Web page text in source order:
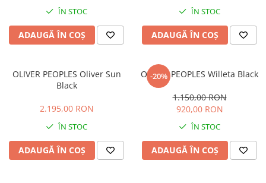
KUBORAUM
LA LOOP
LINDA FARROW
MASSADA
MATSUDA
MAUI JIM
ÎN STOC
ADAUGĂ ÎN COȘ
ÎN STOC
ADAUGĂ ÎN COȘ
OLIVER PEOPLES Oliver Sun
Black
2.195,00 RON
ÎN STOC
ADAUGĂ ÎN COȘ
-20%
OLIVER PEOPLES Willeta Black
1.150,00 RON
920,00 RON
ÎN STOC
ADAUGĂ ÎN COȘ